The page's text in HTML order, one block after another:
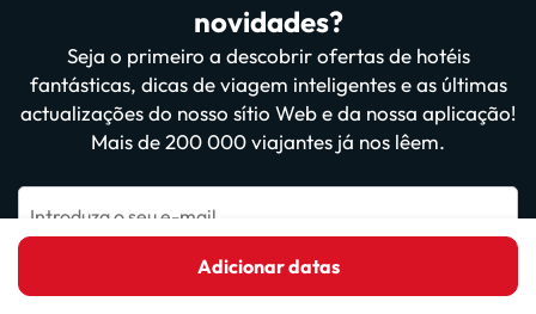
Adicionar datas
novidades?
Seja o primeiro a descobrir ofertas de hotéis
fantásticas, dicas de viagem inteligentes e as últimas
actualizações do nosso sítio Web e da nossa aplicação!
Mais de 200 000 viajantes já nos lêem.
Introduza o seu e-mail
Inscrever-me agora